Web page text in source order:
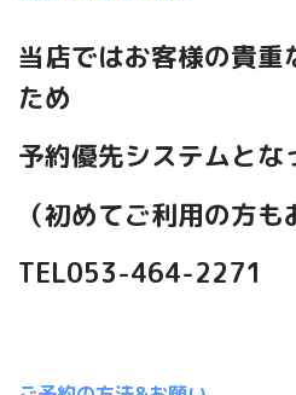
WAXの上手なつけ方
当店ではお客様の貴重
ため
予約優先システムと
（初めてご利用の方も